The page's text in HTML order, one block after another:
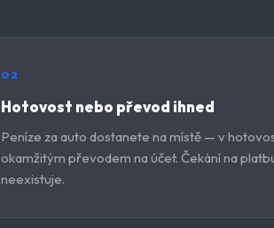
02
Hotovost nebo převod ihned
Peníze za auto dostanete na místě — v
okamžitým převodem na účet. Čekání na
neexistuje.